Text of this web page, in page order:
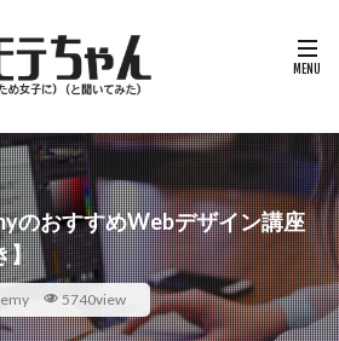
のおすすめWebデザイン講座
】
5740view